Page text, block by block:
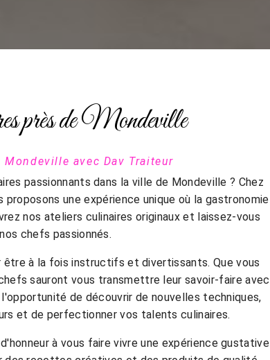
près de Mondeville
avec Dav Traiteur
passionnants dans la ville de Mondeville ? Chez
proposons une expérience unique où la gastronomie
nos ateliers culinaires originaux et laissez-vous
chefs passionnés.
à la fois instructifs et divertissants. Que vous
sauront vous transmettre leur savoir-faire avec
de découvrir de nouvelles techniques,
et de perfectionner vos talents culinaires.
à vous faire vivre une expérience gustative